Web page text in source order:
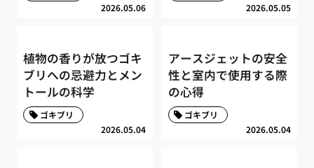
2026.05.06 2026.05.05
植物の香りが放つゴキ
ブリへの忌避力とメン
トールの科学
2026.05.04
ゴキブリ
アースジェットの安全
性と室内で使用する際
の心得
2026.05.04
ゴキブリ